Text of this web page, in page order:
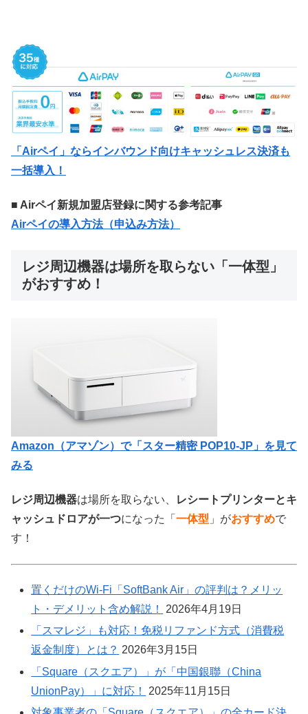
「Airペイ」ならインバウンド向けキャッシュレス決済も
一括導入！
■ Airペイ新規加盟店登録に関する参考記事
Airペイの導入方法（申込み方法）
レジ周辺機器は場所を取らない「一体型」
がおすすめ！
Amazon（アマゾン）で「スター精密 POP10-JP」を見て
みる
レジ周辺機器は場所を取らない、
レシートプリンターとキ
ャッシュドロアが一つになった「 一体型 」がおすすめで
す！
置くだけのWi-Fi「SoftBank Air」の評判は？メリッ
ト・デメリット含め解説！
2026年4月19日
「スマレジ」も対応！免税リファンド方式（消費税
返金制度）とは？ 2026年3月15日
「Square（スクエア）」が「中国銀聯（China
UnionPay）」に対応！
2025年11月15日